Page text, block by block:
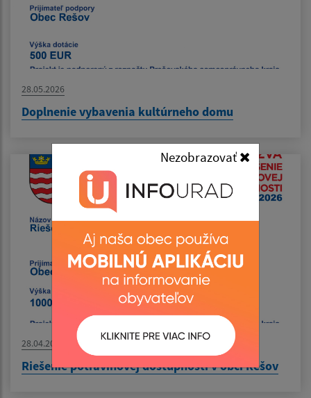
Nezobrazovať
28.05.2026
Doplnenie vybavenia kultúrneho domu
28.04.2026
Riešenie potravinovej dostupnosti v obci Rešov